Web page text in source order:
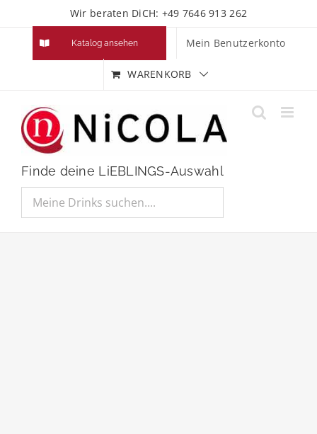
Inhalt
springen
Wir beraten DiCH: +49 7646 913 262
Katalog ansehen Mein Benutzerkonto
WARENKORB
Finde deine LiEBLINGS-Auswahl